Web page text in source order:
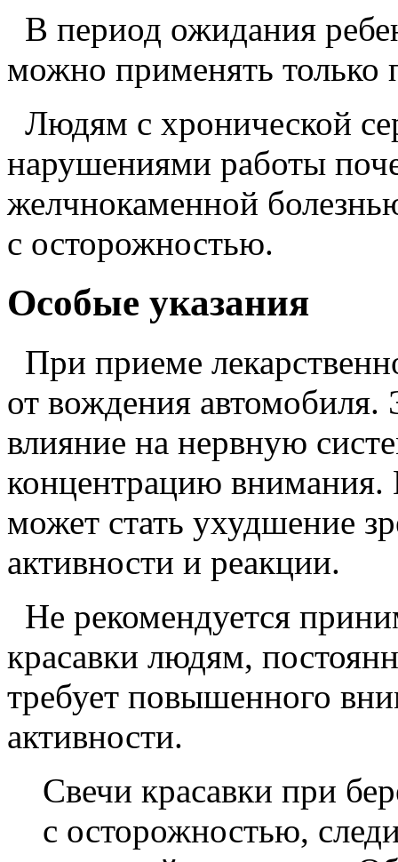
В период ожидания
можно применять только
Людям с хронической
нарушениями работы
желчнокаменной
с осторожностью.
Особые указания
При приеме
от вождения автомобиля.
влияние на нервную
концентрацию
может стать ухудшение
активности и реакции.
Не рекомендуется
красавки людям,
требует повышенного
активности.
Свечи красавки при
с осторожностью,